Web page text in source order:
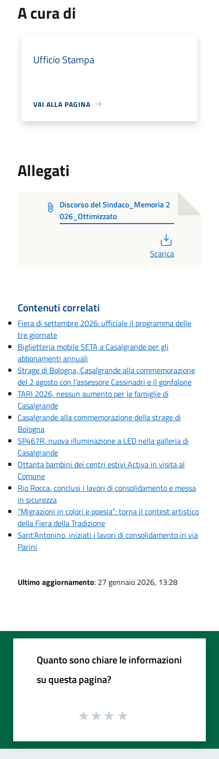
A cura di
Ufficio Stampa
VAI ALLA PAGINA
Allegati
Discorso del Sindaco_Memoria 2
026_Ottimizzato
Scarica
Contenuti correlati
Fiera di settembre 2026: ufficiale il programma delle
tre giornate
Biglietteria mobile SETA a Casalgrande per gli
abbonamenti annuali
Strage di Bologna, Casalgrande alla commemorazione
del 2 agosto con l’assessore Cassinadri e il gonfalone
TARI 2026, nessun aumento per le famiglie di
Casalgrande
Casalgrande alla commemorazione della strage di
Bologna
SP467R, nuova illuminazione a LED nella galleria di
Casalgrande
Ottanta bambini dei centri estivi Activa in visita al
Comune
Rio Rocca, conclusi i lavori di consolidamento e messa
in sicurezza
“Migrazioni in colori e poesia”: torna il contest artistico
della Fiera della Tradizione
Sant'Antonino, iniziati i lavori di consolidamento in via
Parini
Ultimo aggiornamento: 27 gennaio 2026, 13:28
Quanto sono chiare le informazioni
su questa pagina?